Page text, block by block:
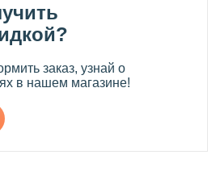
заказ, узнай о
в нашем магазине!